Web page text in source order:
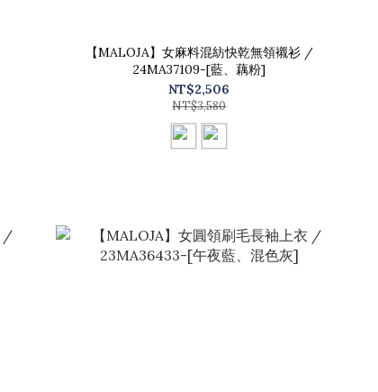
【MALOJA】女麻料混紡快乾無領襯衫 /
24MA37109-[藍、藕粉]
NT$2,506
NT$3,580